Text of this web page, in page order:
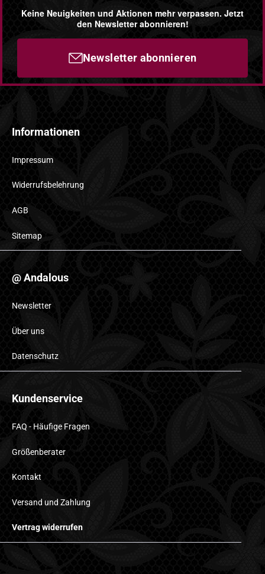
Keine Neuigkeiten und Aktionen mehr verpassen. Jetzt
den Newsletter abonnieren!
Newsletter abonnieren
Informationen
Impressum
Widerrufsbelehrung
AGB
Sitemap
@ Andalous
Newsletter
Über uns
Datenschutz
Kundenservice
FAQ - Häufige Fragen
Größenberater
Kontakt
Versand und Zahlung
Vertrag widerrufen